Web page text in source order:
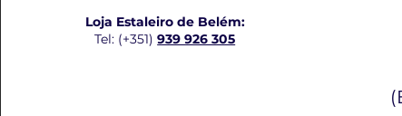
Loja Estaleiro de Belém:
Tel: (+351)939 926 305